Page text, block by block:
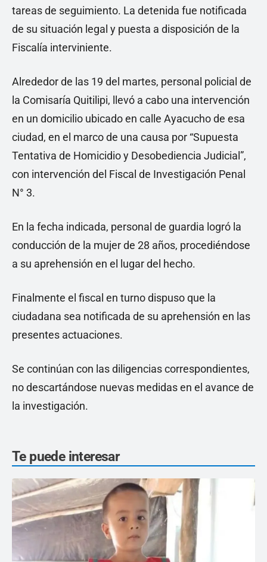
tareas de seguimiento. La detenida fue notificada
de su situación legal y puesta a disposición de la
Fiscalía interviniente.
Alrededor de las 19 del martes, personal policial de
la Comisaría Quitilipi, llevó a cabo una intervención
en un domicilio ubicado en calle Ayacucho de esa
ciudad, en el marco de una causa por “Supuesta
Tentativa de Homicidio y Desobediencia Judicial”,
con intervención del Fiscal de Investigación Penal
N° 3.
En la fecha indicada, personal de guardia logró la
conducción de la mujer de 28 años, procediéndose
a su aprehensión en el lugar del hecho.
Finalmente el fiscal en turno dispuso que la
ciudadana sea notificada de su aprehensión en las
presentes actuaciones.
Se continúan con las diligencias correspondientes,
no descartándose nuevas medidas en el avance de
la investigación.
Te puede interesar